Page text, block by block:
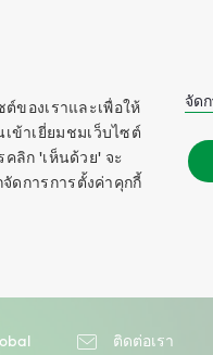
ของเราและเพื่อให้
ข้าเยี่ยมชมเว็บไซต์
ลิก 'เห็นด้วย' จะ
ดการการตั้งค่าคุกกี้
จัด
ติดต่อเรา